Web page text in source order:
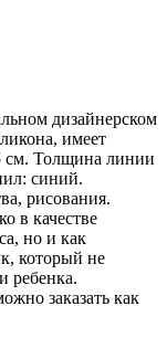
дизайнерском
имеет
см. Толщина линии
синий.
рисования.
в качестве
но и как
который не
ребенка.
заказать как